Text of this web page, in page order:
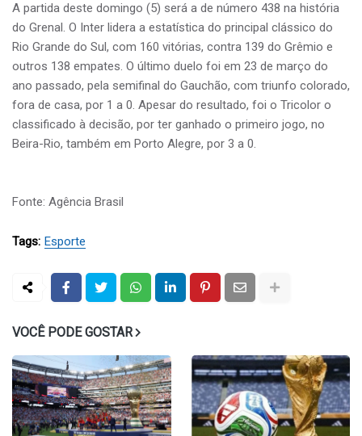
A partida deste domingo (5) será a de número 438 na história
do Grenal. O Inter lidera a estatística do principal clássico do
Rio Grande do Sul, com 160 vitórias, contra 139 do Grêmio e
outros 138 empates. O último duelo foi em 23 de março do
ano passado, pela semifinal do Gauchão, com triunfo colorado,
fora de casa, por 1 a 0. Apesar do resultado, foi o Tricolor o
classificado à decisão, por ter ganhado o primeiro jogo, no
Beira-Rio, também em Porto Alegre, por 3 a 0.
Fonte: Agência Brasil
Tags: Esporte
VOCÊ PODE GOSTAR